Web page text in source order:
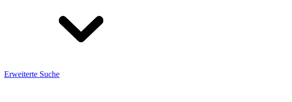
Erweiterte Suche